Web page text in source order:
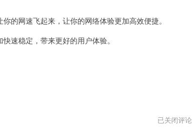
网速飞起来，让你的网络体验更加高效便捷。
速稳定，带来更好的用户体验。
飞
熊
已关闭评论